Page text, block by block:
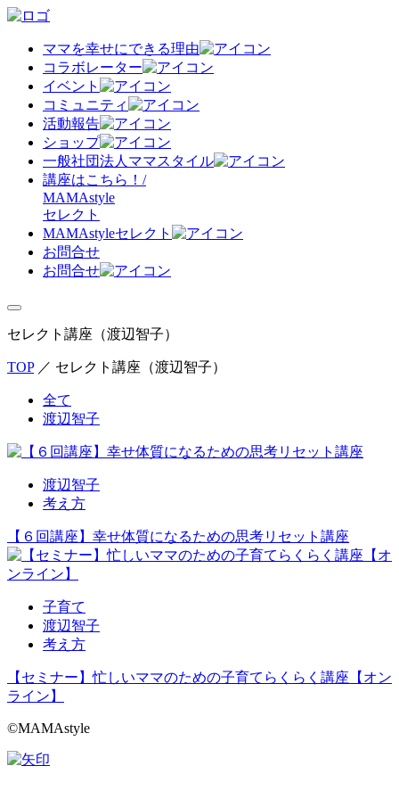
ママを幸せにできる理由
コラボレーター
イベント
コミュニティ
活動報告
ショップ
一般社団法人ママスタイル
講座はこちら！/
MAMAstyle
セレクト
MAMAstyleセレクト
お問合せ
お問合せ
セレクト講座（渡辺智子）
TOP ／ セレクト講座（渡辺智子）
全て
渡辺智子
渡辺智子
考え方
【６回講座】幸せ体質になるための思考リセット講座
子育て
渡辺智子
考え方
【セミナー】忙しいママのための子育てらくらく講座【オン
ライン】
©MAMAstyle